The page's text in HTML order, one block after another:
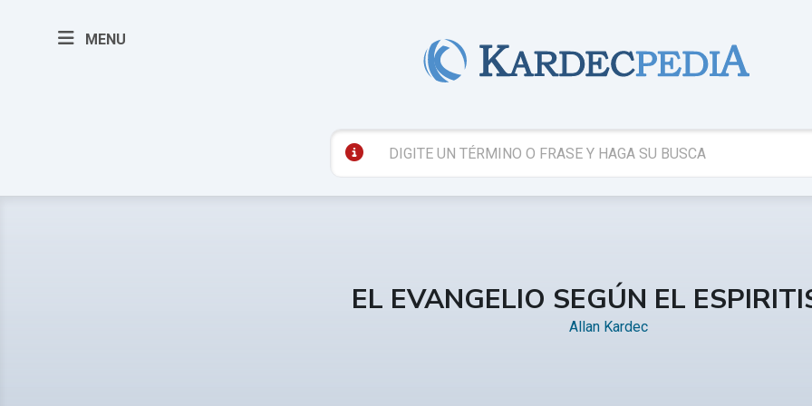
MENU
EL EVANGELIO SEGÚN EL
Allan Kardec